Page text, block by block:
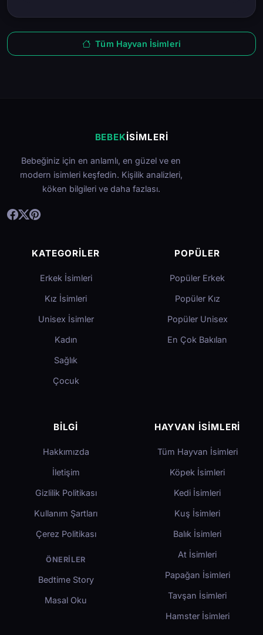
Tüm Hayvan İsimleri
BEBEKİSIMLERI
Bebeğiniz için en anlamlı, en güzel ve en
modern isimleri keşfedin. Kişilik analizleri,
köken bilgileri ve daha fazlası.
KATEGORILER
Erkek İsimleri
Kız İsimleri
Unisex İsimler
Kadın
Sağlık
Çocuk
POPÜLER
Popüler Erkek
Popüler Kız
Popüler Unisex
En Çok Bakılan
BILGI
Hakkımızda
İletişim
Gizlilik Politikası
Kullanım Şartları
Çerez Politikası
ÖNERILER
Bedtime Story
Masal Oku
HAYVAN İSIMLERI
Tüm Hayvan İsimleri
Köpek İsimleri
Kedi İsimleri
Kuş İsimleri
Balık İsimleri
At İsimleri
Papağan İsimleri
Tavşan İsimleri
Hamster İsimleri